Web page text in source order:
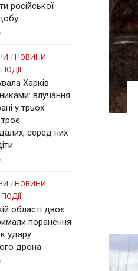
російської
/ НОВИНИ
ПОДІЇ
Харків
влучання
у трьох
серед них
/ НОВИНИ
ПОДІЇ
області двоє
поранення
удару
дрона